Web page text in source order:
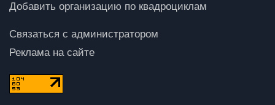
Добавить организацию по квадроциклам
Связаться с администратором
Реклама на сайте